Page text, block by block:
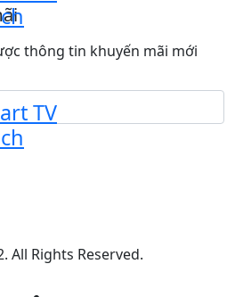
TV
thông tin khuyến mãi mới
All Rights Reserved.